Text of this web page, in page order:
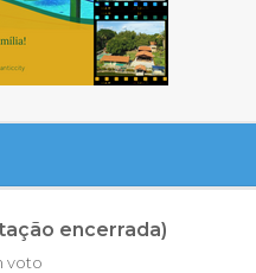
encerrada)
voto